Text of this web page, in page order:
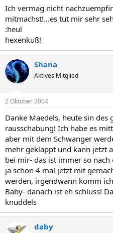
Ich vermag nicht
mitmachst!...es tut mir sehr
:heul
hexenkuß!
Shana
Aktives Mitglied
2 Oktober 2004
Danke Maedels, heute sin des
rausschabung! Ich habe es
aber mit dem Schwanger
mehr geklappt und kann jetzt
bei mir- das ist immer so
ja schon 4 mal jetzt mit
werden, irgendwann komm
Baby- danach ist eh schluss!
knuddels
daby